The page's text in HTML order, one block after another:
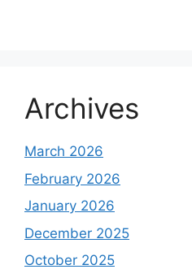
Archives
March 2026
February 2026
January 2026
December 2025
October 2025